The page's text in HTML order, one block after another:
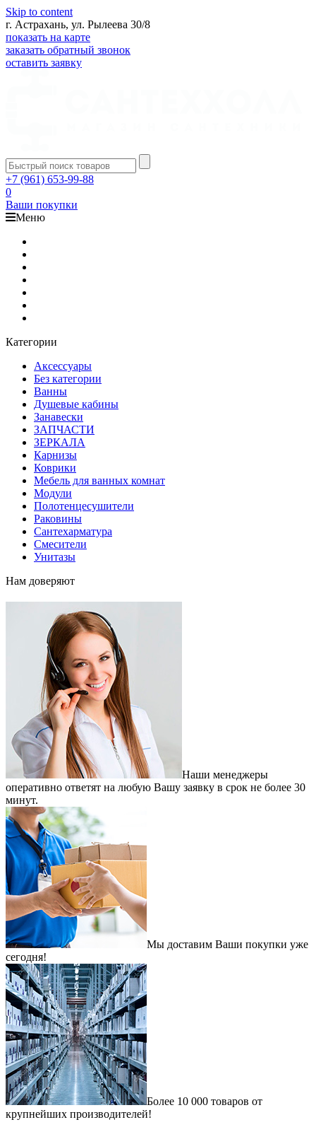
Skip to content
г. Астрахань, ул. Рылеева 30/8
показать на карте
заказать обратный звонок
оставить заявку
+7 (961) 653-99-88
0
Ваши покупки
Меню
Категории
Аксессуары
Без категории
Ванны
Душевые кабины
Занавески
ЗАПЧАСТИ
ЗЕРКАЛА
Карнизы
Коврики
Мебель для ванных комнат
Модули
Полотенцесушители
Раковины
Сантехарматура
Смесители
Унитазы
Нам доверяют
Наши менеджеры
оперативно ответят на любую Вашу заявку в срок не более 30
минут.
Мы доставим Ваши покупки уже
сегодня!
Более 10 000 товаров от
крупнейших производителей!